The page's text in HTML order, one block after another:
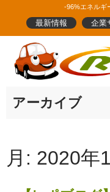
content
-96%エネルギ
最新情報 企業
アーカイブ
月: 2020年